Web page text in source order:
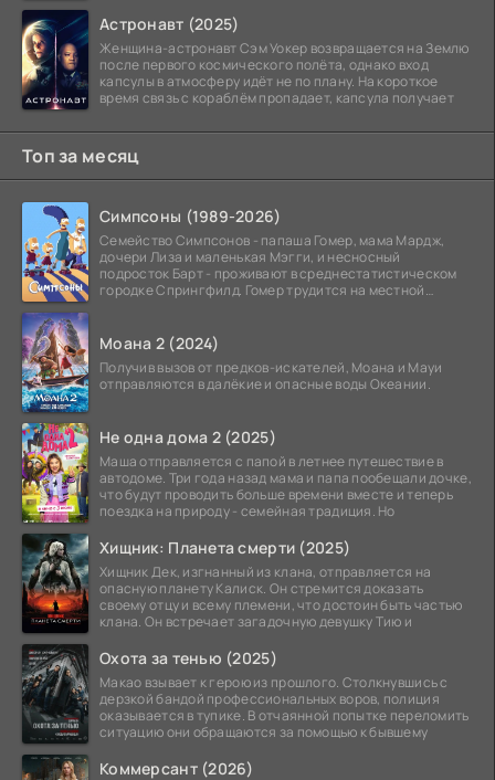
Астронавт (2025)
Женщина-астронавт Сэм Уокер возвращается на Землю
после первого космического полёта, однако вход
капсулы в атмосферу идёт не по плану. На короткое
время связь с кораблём пропадает, капсула получает
Топ за месяц
Симпсоны (1989-2026)
Семейство Симпсонов - папаша Гомер, мама Мардж,
дочери Лиза и маленькая Мэгги, и несносный
подросток Барт - проживают в среднестатистическом
городке Спрингфилд. Гомер трудится на местной
Моана 2 (2024)
Получив вызов от предков-искателей, Моана и Мауи
отправляются в далёкие и опасные воды Океании.
Не одна дома 2 (2025)
Маша отправляется с папой в летнее путешествие в
автодоме. Три года назад мама и папа пообещали дочке,
что будут проводить больше времени вместе и теперь
поездка на природу - семейная традиция. Но
Хищник: Планета смерти (2025)
Хищник Дек, изгнанный из клана, отправляется на
опасную планету Калиск. Он стремится доказать
своему отцу и всему племени, что достоин быть частью
клана. Он встречает загадочную девушку Тию и
Охота за тенью (2025)
Макао взывает к герою из прошлого. Столкнувшись с
дерзкой бандой профессиональных воров, полиция
оказывается в тупике. В отчаянной попытке переломить
ситуацию они обращаются за помощью к бывшему
Коммерсант (2026)